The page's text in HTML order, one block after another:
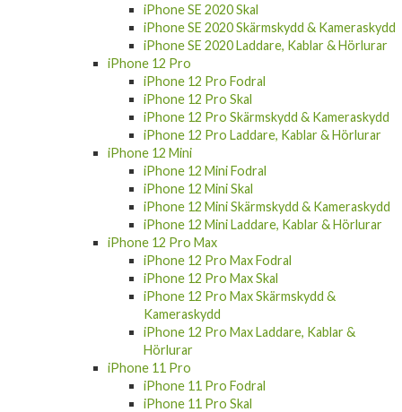
iPhone SE 2020 Skal
iPhone SE 2020 Skärmskydd & Kameraskydd
iPhone SE 2020 Laddare, Kablar & Hörlurar
iPhone 12 Pro
iPhone 12 Pro Fodral
iPhone 12 Pro Skal
iPhone 12 Pro Skärmskydd & Kameraskydd
iPhone 12 Pro Laddare, Kablar & Hörlurar
iPhone 12 Mini
iPhone 12 Mini Fodral
iPhone 12 Mini Skal
iPhone 12 Mini Skärmskydd & Kameraskydd
iPhone 12 Mini Laddare, Kablar & Hörlurar
iPhone 12 Pro Max
iPhone 12 Pro Max Fodral
iPhone 12 Pro Max Skal
iPhone 12 Pro Max Skärmskydd &
Kameraskydd
iPhone 12 Pro Max Laddare, Kablar &
Hörlurar
iPhone 11 Pro
iPhone 11 Pro Fodral
iPhone 11 Pro Skal